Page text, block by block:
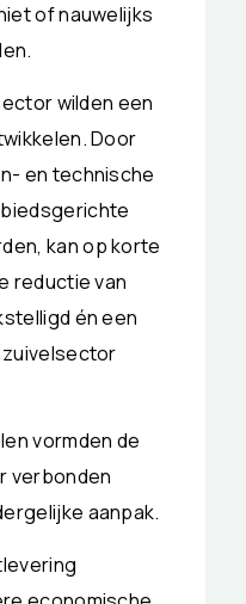
of nauwelijks
wilden een
Door
en technische
kan op korte
reductie van
én een
vormden de
verbonden
aanpak.